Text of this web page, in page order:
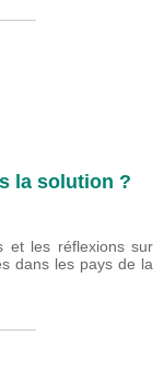
la solution ?
et les réflexions sur
dans les pays de la